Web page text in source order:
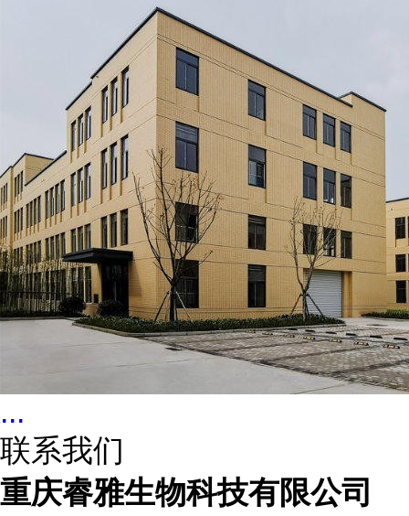
...
联系我们
重庆睿雅生物科技有限公司